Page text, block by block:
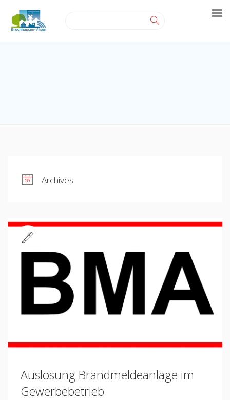
Archives
Standard
Auslösung Brandmeldeanlage im
Gewerbebetrieb